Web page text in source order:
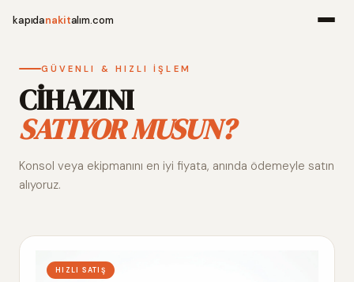
kapıdanakitalım.com
Alım
GÜVENLI & HIZLI İŞLEM
CİHAZINI
SATIYOR MUSUN?
Konsol veya ekipmanını en iyi fiyata, anında ödemeyle satın
alıyoruz.
HIZLI SATIŞ